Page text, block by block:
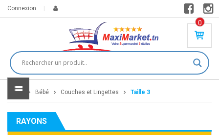
Connexion
0
PR
DU
IT(
S)
DT
Home Bébé Couches et Lingettes Taille 3
RAYONS